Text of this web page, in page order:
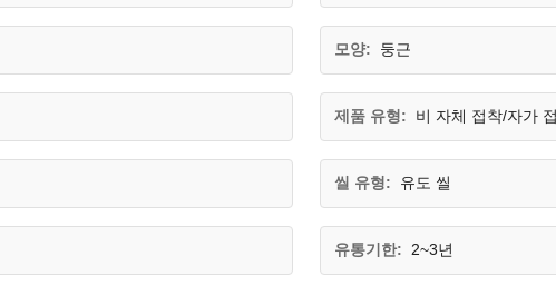
모양: 둥근
제품 유형: 비 자체 접착/자가
씰 유형: 유도 씰
유통기한: 2~3년